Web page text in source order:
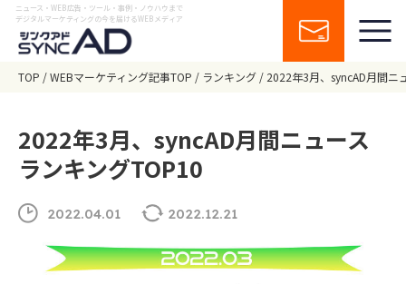
ニュース・WEB広告・ツール・事例・ノウハウまで
デジタルマーケティングの今を届けるWEBメディア
TOP WEBマーケティング記事TOP ランキング 2022年3月、syncAD月間ニ
2022年3月、syncAD月間ニュース
ランキングTOP10
2022.04.01 2022.12.21